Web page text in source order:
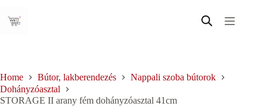
content
Home Bútor, lakberendezés
Nappali szoba bútorok
Dohányzóasztal
STORAGE II arany fém dohányzóasztal 41cm